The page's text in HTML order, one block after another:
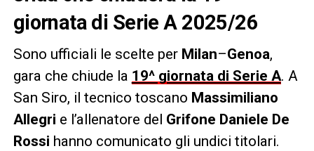
giornata di Serie A 2025/26
Sono ufficiali le scelte per Milan–Genoa,
gara che chiude la 19^ giornata di Serie A. A
San Siro, il tecnico toscano Massimiliano
Allegri e l’allenatore del Grifone Daniele De
Rossi hanno comunicato gli undici titolari.